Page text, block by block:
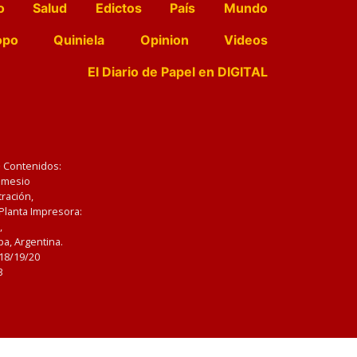
Salud Edictos País
Mundo
Quiniela Opinion
Videos
El Diario de Papel en DIGITAL
Impresora:
Argentina.
19/20